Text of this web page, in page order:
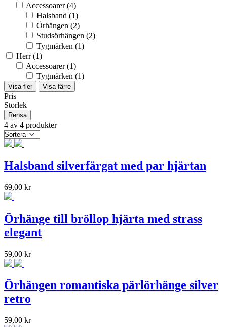
Accessoarer (4)
Halsband (1)
Örhängen (2)
Studsörhängen (2)
Tygmärken (1)
Herr (1)
Accessoarer (1)
Tygmärken (1)
Visa fler Visa färre
Pris
Storlek
Rensa
4 av 4 produkter
Halsband silverfärgat med par hjärtan
69,00 kr
Örhänge till bröllop hjärta med strass
elegant
59,00 kr
Örhängen romantiska pärlörhänge silver
retro
59,00 kr